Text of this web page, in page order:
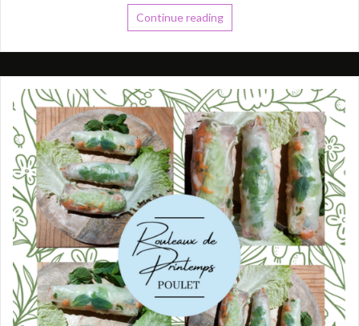
Continue reading